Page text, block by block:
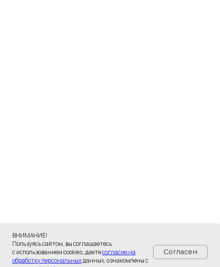
ВНИМАНИЕ!
Пользуясь сайтом, вы соглашаетесь
с использованием cookies, даетесогласие на
обработку персональныхданных, ознакомлены с
Согласен
Разработка сайта - UNIPROMO